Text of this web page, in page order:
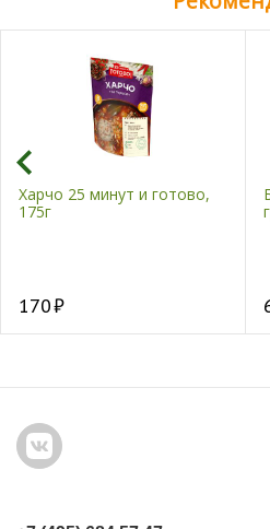
Харчо 25 минут и готово,
175г
170